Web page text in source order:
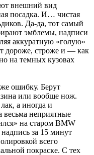
внешний вид
посадка. И… чистая
Да-да, тот самый
эмблемы, надписи
аккуратную «голую»
дороже, строже и — как
на темных кузовах
ошибку. Берут
или вообще нож.
а иногда и
весьма неприятные
на старом BMW
за 15 минут
всего
покраске. С тех